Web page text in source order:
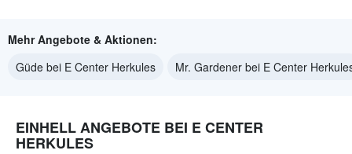
Mehr Angebote & Aktionen:
Güde bei E Center Herkules
Mr. Gardener bei E Center
EINHELL ANGEBOTE BEI E CENTER
HERKULES